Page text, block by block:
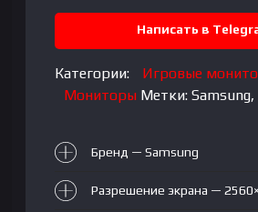
G50SF,
OLED,
180Hz,
(2560x1440),
HDMI+DP,
Black
Написать в
Категории: Игровые
Мониторы Метки:Samsung,
Бренд — Samsung
Разрешение экрана —